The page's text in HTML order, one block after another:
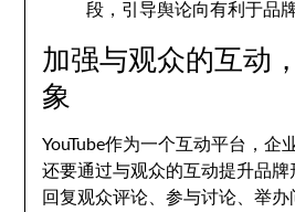
段，引导舆论向有利于品
加强与观众的互动
象
YouTube作为一个互动平台，企
还要通过与观众的互动提升品牌
回复观众评论、参与讨论、举